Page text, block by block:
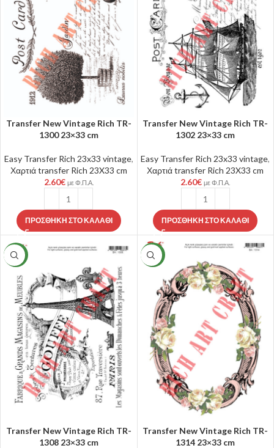
Transfer New Vintage Rich TR-
1300 23×33 cm
Easy Transfer Rich 23x33 vintage,
Χαρτιά transfer Rich 23X33 cm
2.60€ με Φ.Π.Α.
ΠΡΟΣΘΉΚΗ ΣΤΟ ΚΑΛΆΘΙ
Transfer New Vintage Rich TR-
1302 23×33 cm
Easy Transfer Rich 23x33 vintage,
Χαρτιά transfer Rich 23X33 cm
2.60€ με Φ.Π.Α.
ΠΡΟΣΘΉΚΗ ΣΤΟ ΚΑΛΆΘΙ
NEW
Transfer New Vintage Rich TR-
1308 23×33 cm
NEW
Transfer New Vintage Rich TR-
1314 23×33 cm